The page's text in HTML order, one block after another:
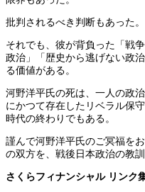
批判されるべき判断もあった。
それでも、彼が背負った「戦
政治」「歴史から逃げない政
る価値がある。
河野洋平氏の死は、一人の政
にかつて存在したリベラル保
時代の終わりでもある。
謹んで河野洋平氏のご冥福を
の双方を、戦後日本政治の教
さくらフィナンシャル リンク